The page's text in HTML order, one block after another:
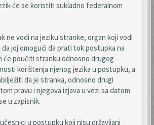
će se koristiti sukladno federalnom
ne vodi na jeziku stranke, organ koji vodi
joj omogući da prati tok postupka na
će poučiti stranku odnosno drugog
korištenja njenog jezika u postupku, a
da je stranka, odnosno drugi
pravu i njegova izjava u vezi sa datom
u zapisnik.
u postupku koji nisu državljani